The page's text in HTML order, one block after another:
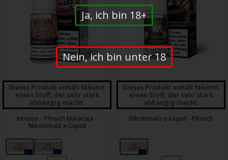
Dieses Produkt enhält Nikotin:
einen Stoff, der sehr stark
abhängig macht.
Intense - Pfirsich Maracuja -
Nikotinsalz e-Liquid
10mg
0x
20mg
0x
Dieses Produkt enhält Nikotin:
einen Stoff, der sehr stark
abhängig macht.
Nikotinsalz e-Liquid - Pfirsich
20mg
0x
Ja, ich bin 18+
Nein, ich bin unter 18